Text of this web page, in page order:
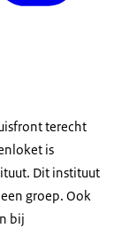
terecht
is
Dit instituut
groep. Ook
bij